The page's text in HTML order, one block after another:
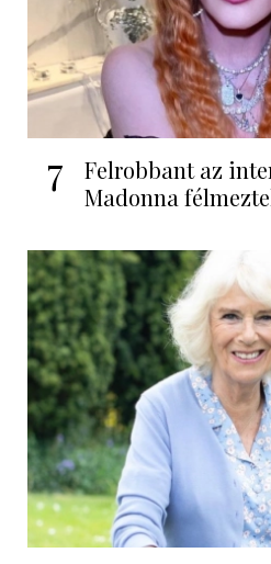
7
Felrobbant az
Madonna